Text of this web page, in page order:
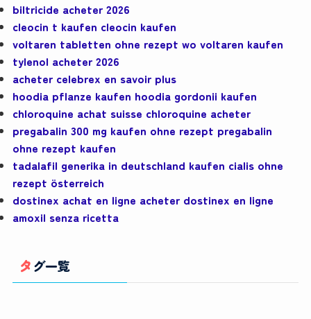
biltricide acheter 2026
cleocin t kaufen cleocin kaufen
voltaren tabletten ohne rezept wo voltaren kaufen
tylenol acheter 2026
acheter celebrex en savoir plus
hoodia pflanze kaufen hoodia gordonii kaufen
chloroquine achat suisse chloroquine acheter
pregabalin 300 mg kaufen ohne rezept pregabalin
ohne rezept kaufen
tadalafil generika in deutschland kaufen cialis ohne
rezept österreich
dostinex achat en ligne acheter dostinex en ligne
amoxil senza ricetta
タグ一覧